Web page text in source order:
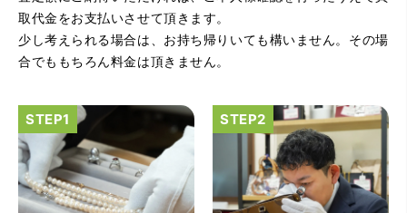
さがなく、とても入ってゆっくりできる落ちついた敷居の
高いお店です。また鑑定士さんに会いたいです。
取代金をお支払いさせて頂きます。
少し考えられる場合は、お持ち帰りいても構いません。その場
合でももちろん料金は頂きません。